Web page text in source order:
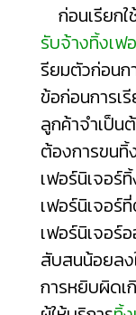
ก่อนเรียกใ
รับจ้างทิ้งเฟ
รียมตัวก่อนก
ข้อก่อนการเ
ลูกค้าจำเป็น
ต้องการขน
เฟอร์นิเจอร์
เฟอร์นิเจอร์
เฟอร์นิเจอร์
สับสนน้อยลง
การหยิบผิด